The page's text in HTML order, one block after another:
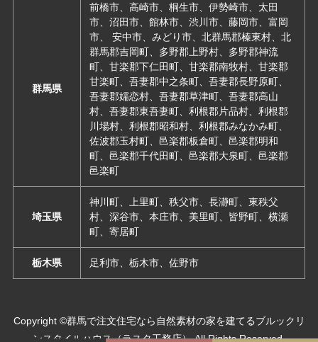
群馬県
前橋市、高崎市、桐生市、伊勢崎市、太田
市、沼田市、館林市、渋川市、藤岡市、富岡
市、 安中市、みどり市、北群馬郡榛東村、北
群馬郡吉岡町、多野郡上野村、多野郡神流
町、甘楽郡下仁田町、甘楽郡南牧村、甘楽郡
甘楽町、吾妻郡中之条町、吾妻郡長野原町、
吾妻郡嬬恋村、吾妻郡草津町、吾妻郡高山
村、吾妻郡東吾妻町、利根郡片品村、利根郡
川場村、利根郡昭和村、利根郡みなかみ町、
佐波郡玉村町、邑楽郡板倉町、邑楽郡明和
町、邑楽郡千代田町、邑楽郡大泉町、邑楽郡
邑楽町
埼玉県
神川町、上里町、秩父市、長瀞町、東秩父
村、深谷市、本庄市、美里町、皆野町、横瀬
町、寄居町
栃木県 足利市、栃木市、佐野市
Copyright ©群馬で注文住宅なら自然素材の家を建てるブルックリ
ンスタイルハウス（ラスタ工務店） All Rights Reserved.